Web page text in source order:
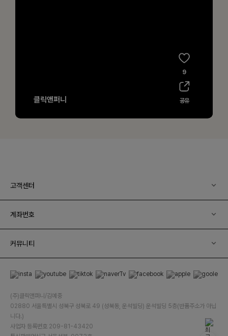
고객센터
계좌번호
커뮤니티
(주)클릭앤퍼니/김예중
02880 서울특별시 성북구 성북로 49 (성북동, 운석빌딩) 운석빌딩 5층(반품주소가 아닙
니다.)
사업자 등록번호 209-81-43420